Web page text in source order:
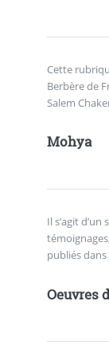
Cette
Berbère de
Salem
Mohya
Il s’agit
publiés dans
Oeuvres